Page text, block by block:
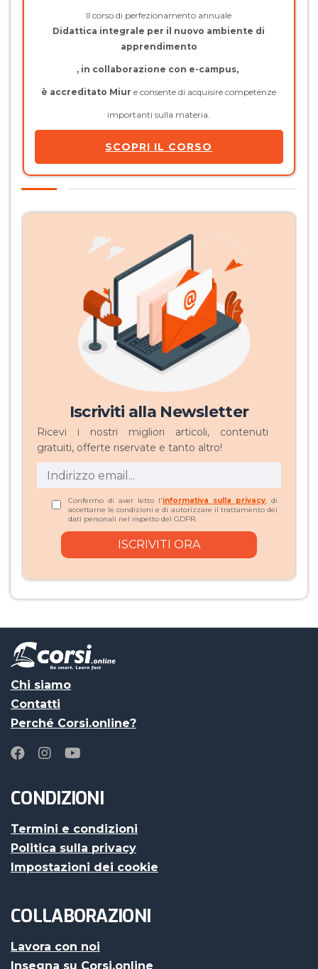
Il corso di perfezionamento annuale
Didattica integrale per il nuovo ambiente di
apprendimento
, in collaborazione con e-campus,
è accreditato Miur e consente di acquisire competenze
importanti sulla materia.
SCOPRI IL CORSO
Iscriviti alla Newsletter
Ricevi i nostri migliori articoli, contenuti
gratuiti, offerte riservate e tanto altro!
Confermo di aver letto l'informativa sulla privacy, di
accettarne le condizioni e di autorizzare il trattamento dei
dati personali nel rispetto del GDPR.
Chi siamo
Contatti
Perché Corsi.online?
CONDIZIONI
Termini e condizioni
Politica sulla privacy
Impostazioni dei cookie
COLLABORAZIONI
Lavora con noi
Insegna su Corsi.online